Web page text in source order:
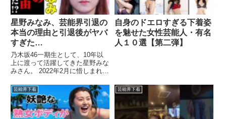
星野みなみ、芸能界引退の
本当の理由と引退後がヤバ
すぎた…
乃木坂46一期生として、10年以
上に渡って活躍してきた星野みな
みさん。 2022年2月に惜しまれつ
関連ツイート
自身のドエロすぎる下着姿
を魅せた女性芸能人・有名
人１０選【第二弾】
芸能界下着 芸能界下着